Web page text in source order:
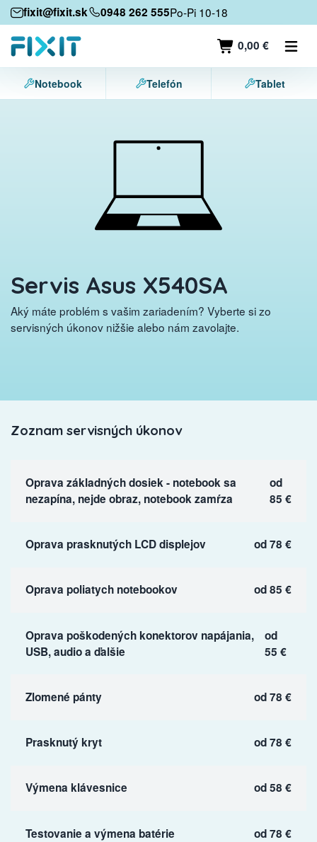
fixit@fixit.sk 0948 262 555Po-Pi 10-18
0,00 €
Mobilné zariadenia
Mobilné telefóny
Tablety
Notebook Telefón Tablet
Servis Asus X540SA
Aký máte problém s vašim zariadením? Vyberte si zo
servisných úkonov nižšie alebo nám zavolajte.
Zoznam servisných úkonov
Oprava základných dosiek - notebook sa
nezapína, nejde obraz, notebook zamŕza
od
85 €
Oprava prasknutých LCD displejov od 78 €
Oprava poliatych notebookov od 85 €
Oprava poškodených konektorov napájania,
USB, audio a ďalšie
od
55 €
Zlomené pánty od 78 €
Prasknutý kryt od 78 €
Výmena klávesnice od 58 €
Testovanie a výmena batérie od 78 €